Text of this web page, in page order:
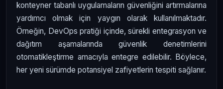
konteyner tabanlı uygulamaların güvenliğini artırmalarına
yardımcı olmak için yaygın olarak kullanılmaktadır.
Örneğin, DevOps pratiği içinde, sürekli entegrasyon ve
dağıtım aşamalarında güvenlik denetimlerini
otomatikleştirme amacıyla entegre edilebilir. Böylece,
her yeni sürümde potansiyel zafiyetlerin tespiti sağlanır.